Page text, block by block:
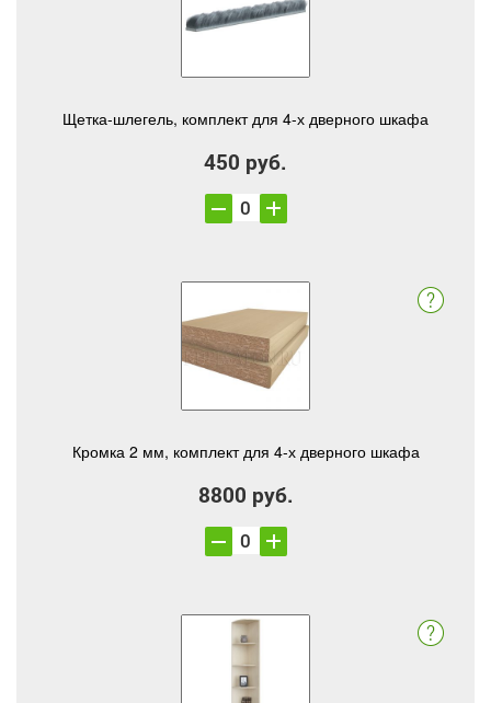
Щетка-шлегель, комплект для 4-х дверного шкафа
450 руб.
Кромка 2 мм, комплект для 4-х дверного шкафа
8800 руб.